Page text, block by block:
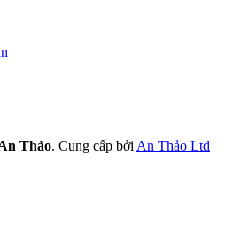
Thảo. Cung cấp bởi An Thảo Ltd